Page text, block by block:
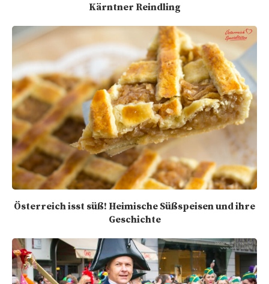
Kärntner Reindling
Österreich isst süß! Heimische Süßspeisen und ihre
Geschichte